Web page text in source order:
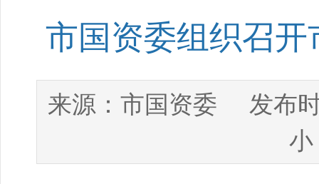
市国资委组织召
来源： 市国资委 发布
小